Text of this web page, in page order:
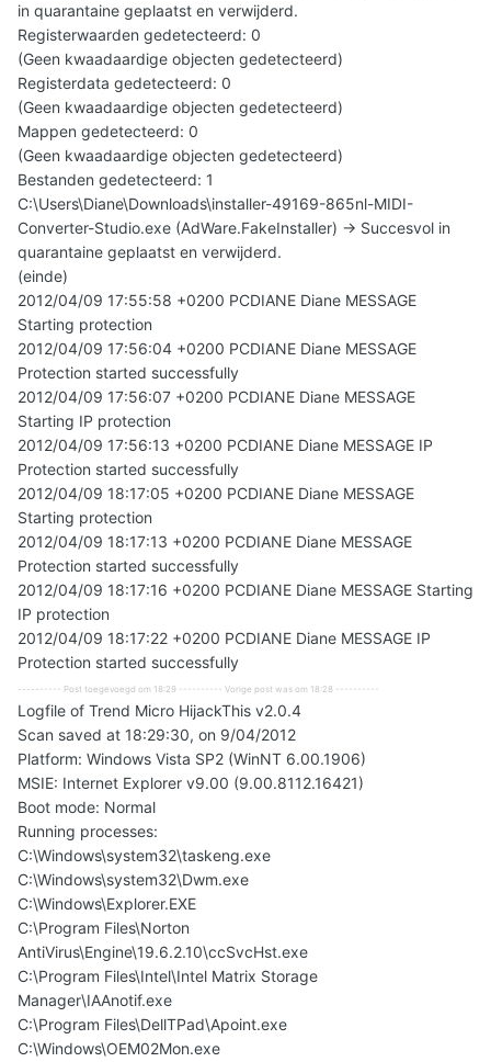
in quarantaine geplaatst en verwijderd.
Registerwaarden gedetecteerd: 0
(Geen kwaadaardige objecten gedetecteerd)
Registerdata gedetecteerd: 0
(Geen kwaadaardige objecten gedetecteerd)
Mappen gedetecteerd: 0
(Geen kwaadaardige objecten gedetecteerd)
Bestanden gedetecteerd: 1
C:\Users\Diane\Downloads\installer-49169-865nl-MIDI-
Converter-Studio.exe (AdWare.FakeInstaller) -> Succesvol in
quarantaine geplaatst en verwijderd.
(einde)
2012/04/09 17:55:58 +0200 PCDIANE Diane MESSAGE
Starting protection
2012/04/09 17:56:04 +0200 PCDIANE Diane MESSAGE
Protection started successfully
2012/04/09 17:56:07 +0200 PCDIANE Diane MESSAGE
Starting IP protection
2012/04/09 17:56:13 +0200 PCDIANE Diane MESSAGE IP
Protection started successfully
2012/04/09 18:17:05 +0200 PCDIANE Diane MESSAGE
Starting protection
2012/04/09 18:17:13 +0200 PCDIANE Diane MESSAGE
Protection started successfully
2012/04/09 18:17:16 +0200 PCDIANE Diane MESSAGE Starting
IP protection
2012/04/09 18:17:22 +0200 PCDIANE Diane MESSAGE IP
Protection started successfully
---------- Post toegevoegd om 18:29 ---------- Vorige post was om 18:28 ----------
Logfile of Trend Micro HijackThis v2.0.4
Scan saved at 18:29:30, on 9/04/2012
Platform: Windows Vista SP2 (WinNT 6.00.1906)
MSIE: Internet Explorer v9.00 (9.00.8112.16421)
Boot mode: Normal
Running processes:
C:\Windows\system32\taskeng.exe
C:\Windows\system32\Dwm.exe
C:\Windows\Explorer.EXE
C:\Program Files\Norton
AntiVirus\Engine\19.6.2.10\ccSvcHst.exe
C:\Program Files\Intel\Intel Matrix Storage
Manager\IAAnotif.exe
C:\Program Files\DellTPad\Apoint.exe
C:\Windows\OEM02Mon.exe